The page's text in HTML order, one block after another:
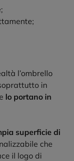
l’ombrello
in
lo portano in
superficie di
che
il logo di